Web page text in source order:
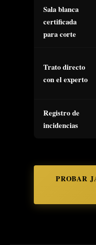
Sala blanca
certificada
para corte
Trato directo
con el experto
Registro de
incidencias
PROBAR